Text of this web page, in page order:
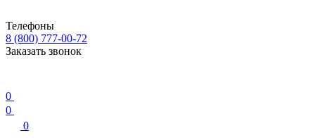
Телефоны
8 (800) 777-00-72
Заказать звонок
0
0
0